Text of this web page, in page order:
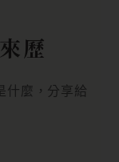
歷
什麼，分享給